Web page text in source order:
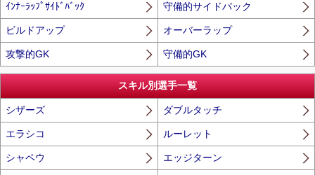
ｲﾝﾅｰﾗｯﾌﾟｻｲﾄﾞﾊﾞｯｸ 守備的サイドバック
ビルドアップ オーバーラップ
攻撃的GK 守備的GK
スキル別選手一覧
シザーズ ダブルタッチ
エラシコ ルーレット
シャペウ エッジターン